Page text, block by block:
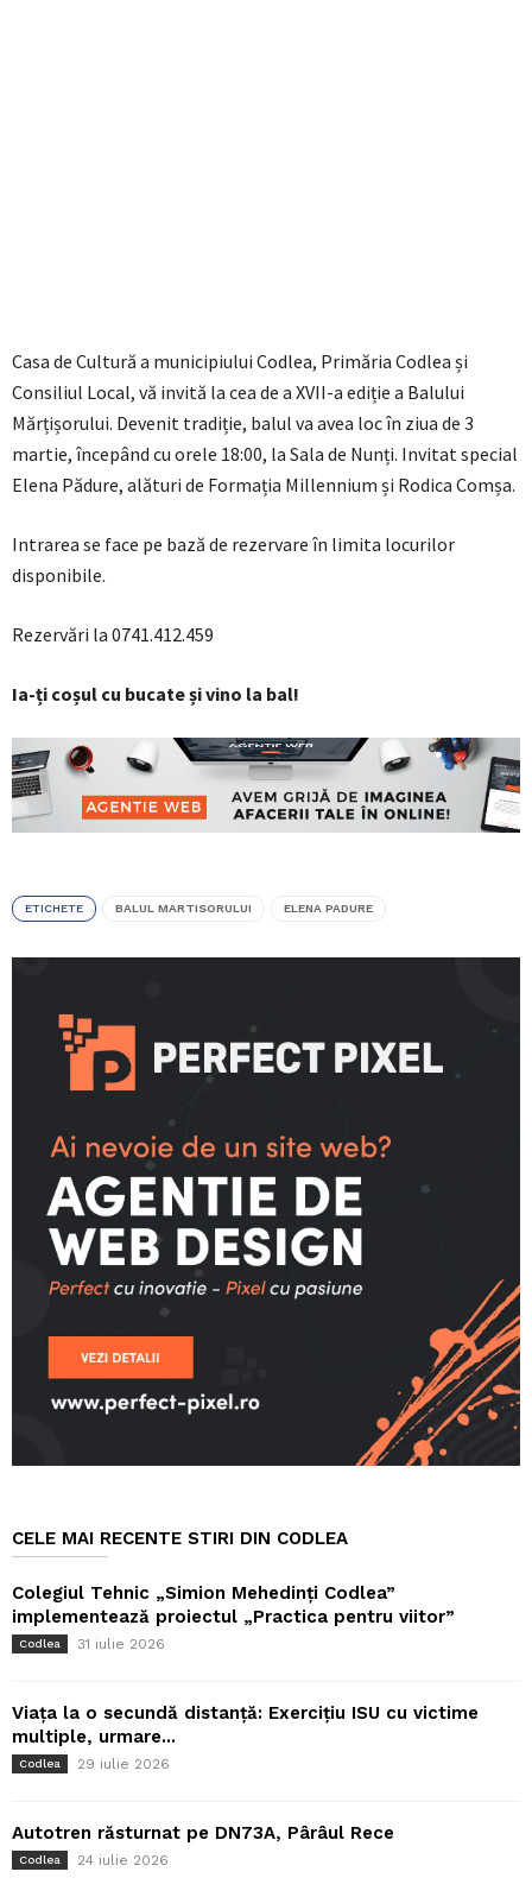
Casa de Cultură a municipiului Codlea, Primăria Codlea și
Consiliul Local, vă invită la cea de a XVII-a ediție a Balului
Mărțișorului. Devenit tradiție, balul va avea loc în ziua de 3
martie, începând cu orele 18:00, la Sala de Nunți. Invitat special
Elena Pădure, alături de Formația Millennium și Rodica Comșa.
Intrarea se face pe bază de rezervare în limita locurilor
disponibile.
Rezervări la 0741.412.459
Ia-ți coșul cu bucate și vino la bal!
ETICHETE BALUL MARTISORULUI ELENA PADURE
CELE MAI RECENTE STIRI DIN CODLEA
Colegiul Tehnic „Simion Mehedinți Codlea”
implementează proiectul „Practica pentru viitor”
Codlea 31 iulie 2026
Viața la o secundă distanță: Exercițiu ISU cu victime
multiple, urmare...
Codlea 29 iulie 2026
Autotren răsturnat pe DN73A, Pârâul Rece
Codlea 24 iulie 2026